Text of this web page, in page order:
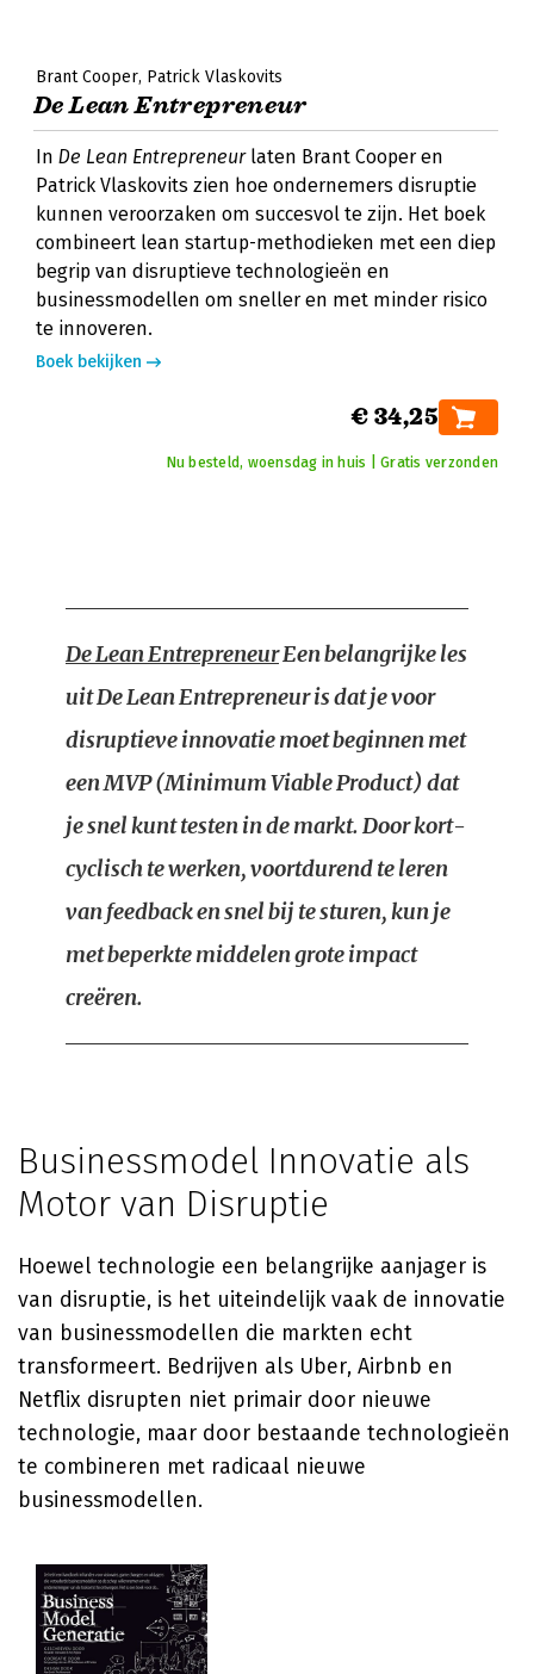
Brant Cooper Patrick Vlaskovits
De Lean Entrepreneur
In De Lean Entrepreneurlaten Brant Cooper en
Patrick Vlaskovits zien hoe ondernemers disruptie
kunnen veroorzaken om succesvol te zijn. Het boek
combineert lean startup-methodieken met een diep
begrip van disruptieve technologieën en
businessmodellen om sneller en met minder risico
te innoveren.
Boek bekijken
€ 34,25
Nu besteld, woensdag in huis | Gratis verzonden
De Lean EntrepreneurEen belangrijke les
uit De Lean Entrepreneur is dat je voor
disruptieve innovatie moet beginnen met
een MVP (Minimum Viable Product) dat
je snel kunt testen in de markt. Door kort-
cyclisch te werken, voortdurend te leren
van feedback en snel bij te sturen, kun je
met beperkte middelen grote impact
creëren.
Businessmodel Innovatie als
Motor van Disruptie
Hoewel technologie een belangrijke aanjager is
van disruptie, is het uiteindelijk vaak de innovatie
van businessmodellen die markten echt
transformeert. Bedrijven als Uber, Airbnb en
Netflix disrupten niet primair door nieuwe
technologie, maar door bestaande technologieën
te combineren met radicaal nieuwe
businessmodellen.